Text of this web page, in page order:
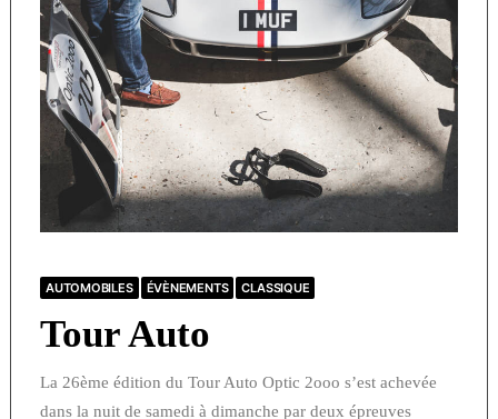
AUTOMOBILES ÉVÈNEMENTS CLASSIQUE
Tour Auto
La 26ème édition du Tour Auto Optic 2ooo s’est achevée
dans la nuit de samedi à dimanche par deux épreuves